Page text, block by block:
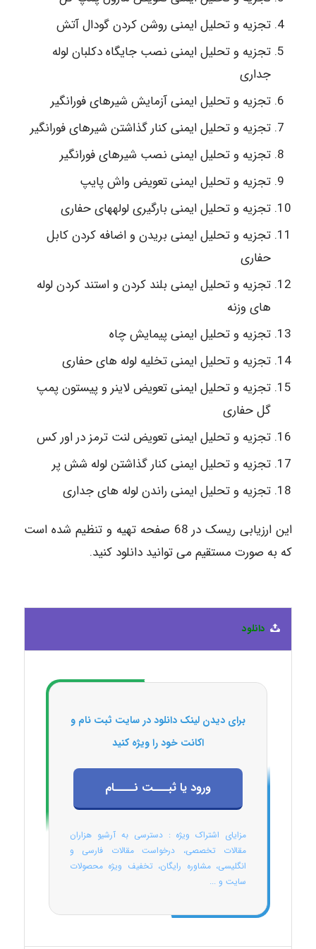
تجزیه و تحلیل ایمنی روشن کردن گودال آتش
تجزیه و تحلیل ایمنی نصب جایگاه دکلبان لوله
جداری
تجزیه و تحلیل ایمنی آزمایش شیرهای فورانگیر
تجزیه و تحلیل ایمنی کنار گذاشتن شیرهای فورانگیر
تجزیه و تحلیل ایمنی نصب شیرهای فورانگیر
تجزیه و تحلیل ایمنی تعویض واش پایپ
تجزیه و تحلیل ایمنی بارگیری لولههای حفاری
تجزیه و تحلیل ایمنی بریدن و اضافه کردن کابل
حفاری
تجزیه و تحلیل ایمنی بلند کردن و استند کردن لوله
های وزنه
تجزیه و تحلیل ایمنی پیمایش چاه
تجزیه و تحلیل ایمنی تخلیه لوله های حفاری
تجزیه و تحلیل ایمنی تعویض لاینر و پیستون پمپ
گل حفاری
تجزیه و تحلیل ایمنی تعویض لنت ترمز در اور کس
تجزیه و تحلیل ایمنی کنار گذاشتن لوله شش پر
تجزیه و تحلیل ایمنی راندن لوله های جداری
این ارزیابی ریسک در 68 صفحه تهیه و تنظیم شده است
که به صورت مستقیم می توانید دانلود کنید.
دانلود
برای دیدن لینک دانلود در سایت ثبت نام و
اکانت خود را ویژه کنید
ورود یا ثبـــت نــــام
مزایای اشتراک ویژه : دسترسی به آرشیو هزاران
مقالات تخصصی، درخواست مقالات فارسی و
انگلیسی، مشاوره رایگان، تخفیف ویژه محصولات
سایت و ...